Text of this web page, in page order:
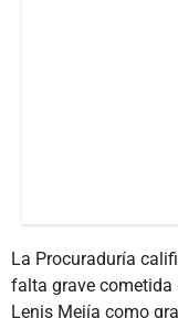
La Procuraduría
falta grave cometida
Lenis Mejía como